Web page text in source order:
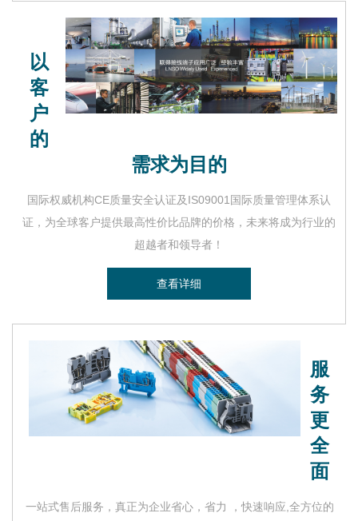
以
客
户
的
需求为目的
国际权威机构CE质量安全认证及IS09001国际质量管理体系认
证，为全球客户提供最高性价比品牌的价格，未来将成为行业的
超越者和领导者！
查看详细
服
务
更
全
面
一站式售后服务，真正为企业省心，省力 ，快速响应,全方位的